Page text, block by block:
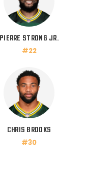
PIERRE STRONG JR.
#22
CHRIS BROOKS
#30